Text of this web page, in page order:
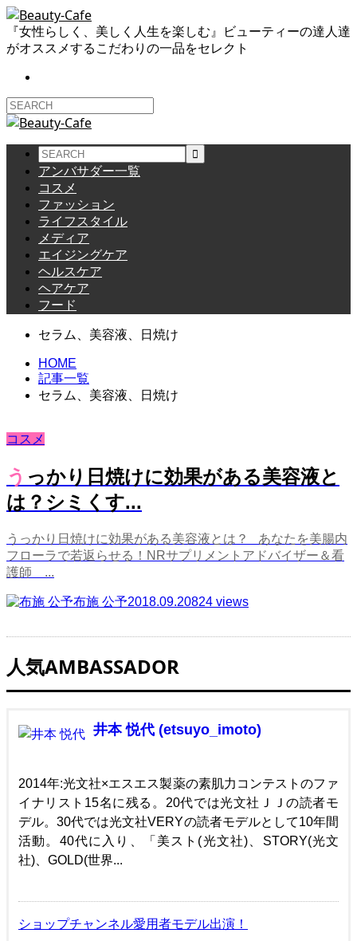
『女性らしく、美しく人生を楽しむ』ビューティーの達人達
がオススメするこだわりの一品をセレクト
アンバサダー一覧
コスメ
ファッション
ライフスタイル
メディア
エイジングケア
ヘルスケア
ヘアケア
フード
セラム、美容液、日焼け
HOME
記事一覧
セラム、美容液、日焼け
コスメ
うっかり日焼けに効果がある美容液と
は？シミくす...
うっかり日焼けに効果がある美容液とは？ あなたを美腸内
フローラで若返らせる！NRサプリメントアドバイザー＆看
護師 ...
布施 公予2018.09.20824 views
人気AMBASSADOR
井本 悦代 (etsuyo_imoto)
2014年:光文社×エスエス製薬の素肌力コンテストのファ
イナリスト15名に残る。20代では光文社ＪＪの読者モ
デル。30代では光文社VERYの読者モデルとして10年間
活動。40代に入り、「美スト(光文社)、STORY(光文
社)、GOLD(世界...
ショップチャンネル愛用者モデル出演！